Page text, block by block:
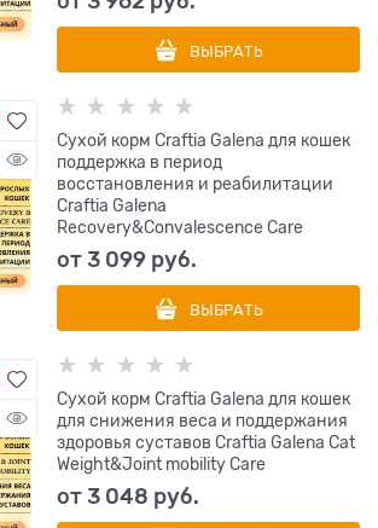
ВЫБРАТЬ
Сухой корм Craftia Galena для кошек
поддержка в период
восстановления и реабилитации
Craftia Galena
Recovery&Сonvalescence Сare
от3 099 руб.
ВЫБРАТЬ
Сухой корм Craftia Galena для кошек
для снижения веса и поддержания
здоровья суставов Craftia Galena Cat
Weight&Joint mobility Сare
от3 048 руб.